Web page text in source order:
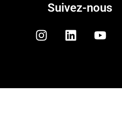
Suivez-nous